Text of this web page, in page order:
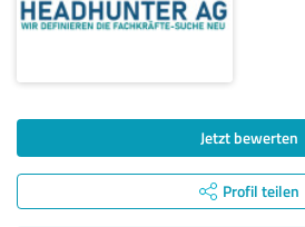
Jetzt bewerten
Profil teilen